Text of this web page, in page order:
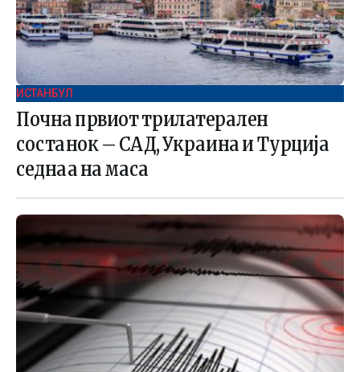
ИСТАНБУЛ
Почна првиот трилатерален
состанок – САД, Украина и Турција
седнаа на маса